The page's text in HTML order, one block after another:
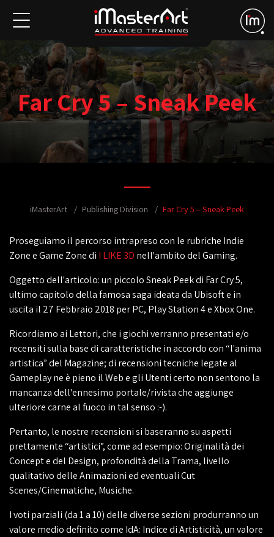
Far Cry 5 – Sneak Peek
iMasterArt Publishing Division Far Cry 5 – Sneak Peek
Proseguiamo il percorso intrapreso con le rubriche Indie
Zone e Game Zone di I LIKE 3D nell'ambito del Gaming.
Oggetto dell'articolo: un piccolo Sneak Peek di Far Cry 5,
ultimo capitolo della famosa saga ideata da Ubisoft e in
uscita il 27 Febbraio 2018 per PC, Play Station 4 e Xbox One.
Ricordiamo ai Lettori, che i giochi verranno presentati e/o
recensiti sulla base di caratteristiche in accordo con “l'anima
artistica” del Magazine; di recensioni tecniche legate al
Gameplay ne è pieno il Web e gli Utenti certo non sentono la
mancanza dell'ennesimo portale/rivista che aggiunge
ulteriore carne al fuoco in tal senso :-).
Pertanto, le nostre recensioni si baseranno su aspetti
prettamente “artistici”, come ad esempio: Originalità dei
Concept e del Design, profondità della Trama, livello
qualitativo delle Animazioni ed eventuali Cut
Scenes/Cinematiche, Musiche.
I voti parziali (da 1 a 10) delle diverse sezioni produrranno un
valore medio definito come IdA: Indice di Artisticità, un valore